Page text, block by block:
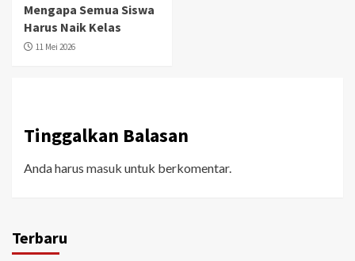
Mengapa Semua Siswa
Harus Naik Kelas
11 Mei 2026
Tinggalkan Balasan
Anda harus masuk untuk berkomentar.
Terbaru